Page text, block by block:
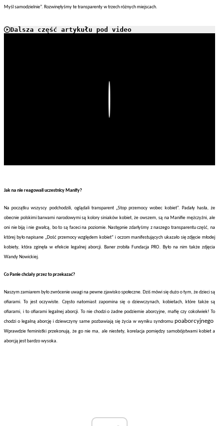
Myśl samodzielnie”. Rozwinęłyśmy te transparenty w trzech różnych miejscach.
Dalsza część artykułu pod video
Jak na nie reagowali uczestnicy Manify?
Na początku wszyscy podchodzili, oglądali transparent „Stop przemocy wobec kobiet”. Padały hasła, że
obecnie polskimi barwami narodowymi są kolory siniaków kobiet, że owszem, są na Manifie mężczyźni, ale
oni nie biją i nie gwałcą, bo to są faceci na poziomie. Następnie zdarłyśmy z naszego transparentu część, na
której było napisane „Dość przemocy względem kobiet” i oczom manifestujących ukazało się zdjęcie młodej
kobiety, która zginęła w efekcie legalnej aborcji. Baner zrobiła Fundacja PRO. Było na nim także zdjęcia
Wandy Nowickiej.
Co Panie chciały przez to przekazać?
Naszym zamiarem było zwrócenie uwagi na pewne zjawisko społeczne. Dziś mówi się dużo o tym, że dzieci są
ofiarami. To jest oczywiste. Często natomiast zapomina się o dziewczynach, kobietach, które także są
ofiarami, i to ofiarami legalnej aborcji. To nie chodzi o żadne podziemie aborcyjne, mafię czy cokolwiek! To
chodzi o legalną aborcję i dziewczyny same pozbawiają się życia w wyniku syndromu poaborcyjnego
Wprawdzie feministki przekonują, że go nie ma, ale niestety, korelacja pomiędzy samobójstwami kobiet a
aborcją jest bardzo wysoka.